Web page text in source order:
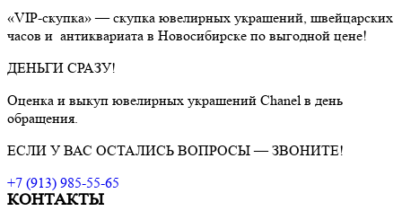
«VIP-скупка» — скупка ювелирных украшений, швейцарских
часов и антиквариата в Новосибирске по выгодной цене!
ДЕНЬГИ СРАЗУ!
Оценка и выкуп ювелирных украшений Chanelв день
обращения.
ЕСЛИ У ВАС ОСТАЛИСЬ ВОПРОСЫ — ЗВОНИТЕ!
+7 (913) 985-55-65
КОНТАКТЫ